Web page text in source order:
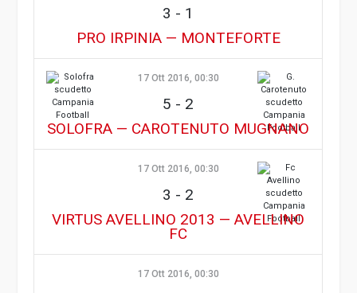
3
1
PRO IRPINIA — MONTEFORTE
5
2
SOLOFRA — CAROTENUTO MUGNANO
3
2
VIRTUS AVELLINO 2013 — AVELLINO
FC